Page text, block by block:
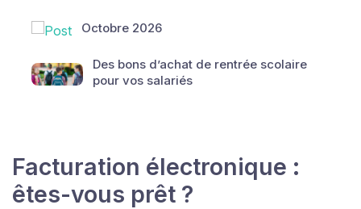
Octobre 2026
Des bons d’achat de rentrée scolaire
pour vos salariés
Facturation électronique :
êtes-vous prêt ?